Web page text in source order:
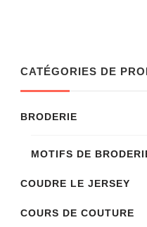
CATÉGORIES DE
BRODERIE
MOTIFS DE
COUDRE LE JERSEY
COURS DE COUTURE